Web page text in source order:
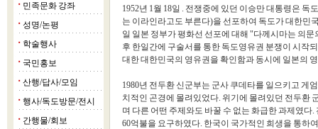
■ 민족문화 강좌
■ 성명/논평
■ 학술행사
■ 국민홍보
■ 산행/답사/모임
■ 행사/독도방문/전시
■ 간행물/회보
1952년 1월 18일 . 전쟁중에 있던 이승만 대통령은
는 이라인라고도 부른다)을 선포하여 독도가 대한민
일 일본 정부가 평화선 선포에 대해 "다께시마는 의
후 한일간에 구술서를 통한 독도영유권 분쟁이 시작
대한 대한민국의 영유권을 확인함과 동시에 일본의
1980년 전두환 신군부는 군사 쿠데타를 일으키고 게
치적인 곤경에 몰려있었다. 위기에 몰려있던 전두환
며 다른 어떤 주제와도 바꿀 수 없는 화급한 과제였다
60억불을 요구하였다. 한국이 국가적인 희생을 통하